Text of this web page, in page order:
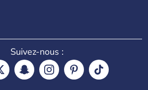
Suivez-nous :